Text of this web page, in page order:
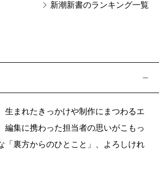
新潮新書のランキング一覧
生まれたきっかけや制作にまつわるエ
編集に携わった担当者の思いがこもっ
「裏方からのひとこと」、よろしけれ